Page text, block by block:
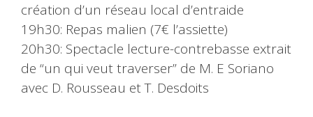
création d’un réseau local d’entraide
19h30: Repas malien (7€ l’assiette)
20h30: Spectacle lecture-contrebasse extrait
de “un qui veut traverser” de M. E Soriano
avec D. Rousseau et T. Desdoits